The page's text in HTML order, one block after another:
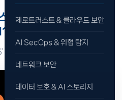
제로트러스트 & 클라우드 보안
AI SecOps & 위협 탐지
네트워크 보안
데이터 보호 & AI 스토리지
라사이버가 제시하는
화)
텔라사이버 참가